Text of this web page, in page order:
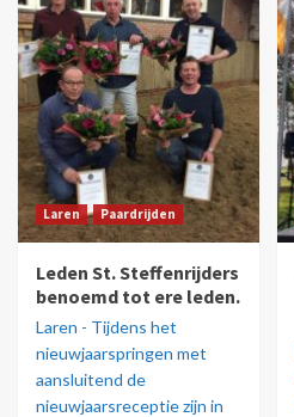
Laren Paardrijden
Leden St. Steffenrijders
benoemd tot ere leden.
Laren - Tijdens het
nieuwjaarspringen met
aansluitend de
nieuwjaarsreceptie zijn in